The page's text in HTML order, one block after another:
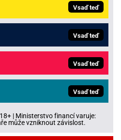
Vsaď teď
Vsaď teď
Vsaď teď
Vsaď teď
| Ministerstvo financí varuje:
může vzniknout závislost.